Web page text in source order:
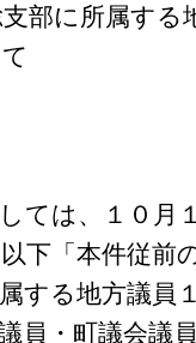
支部に所属す
ては、１０月
下「本件従前
する地方議員
員・町議会議